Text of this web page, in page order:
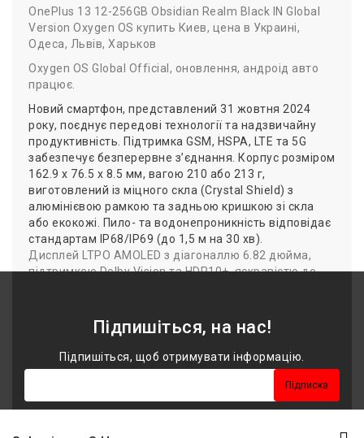
OnePlus 13 12-256GB Obsidian Realm Black IN Global
Version Oxygen OS купить Киев, цена в Украині,
Одеса, Львів, Харьков
Oxygen OS Global Official, оновлення, андроід авто
працює.
Новий смартфон, представлений 31 жовтня 2024
року, поєднує передові технології та надзвичайну
продуктивність. Підтримка GSM, HSPA, LTE та 5G
забезпечує безперервне з’єднання. Корпус розміром
162.9 x 76.5 x 8.5 мм, вагою 210 або 213 г,
виготовлений із міцного скла (Crystal Shield) з
алюмінієвою рамкою та задньою кришкою зі скла
або екокожі. Пило- та водонепроникність відповідає
стандартам IP68/IP69 (до 1,5 м на 30 хв).
Дисплей LTPO AMOLED з діагоналлю 6.82 дюйма,
підтримкою Dolby Vision та HDR10+, яскравістю до
Працює під керуванням Android 15 з OxygenOS .
Elite, вбудованої пам'яті (UFS 4.0). Основна камера –
об'єктив), 50 МП (ультраширококутна). Відео зйомка
підтримує 8K, Dolby Vision, а фронтальна камера на
Підпишіться, на нас!
Підпишіться, щоб отримувати інформацію.
Підписка